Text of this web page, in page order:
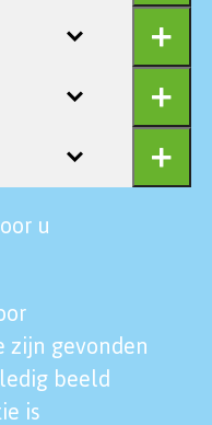
u
zijn gevonden
beeld
is